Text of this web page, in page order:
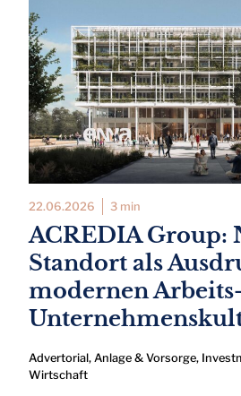
22.06.2026 3 min
ACREDIA Group:
Standort als
modernen
Advertorial, Anlage & Vorsorge,
Wirtschaft